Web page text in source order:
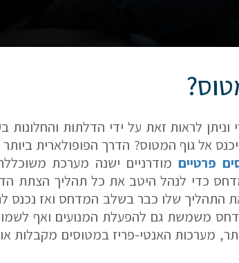
לראות זאת על ידי הדלתות
אל גוף המטוס? הדרך הפופולארית
פרטיים מודרניים ישנה מערכת
כדי לנהל היטב את כל תהליך הצתת
התהליך שלו כבר בשלב המדחס ואז נכנס
משמשת גם להפעלת המנועים ואף
מערכות האנטי-פריז במטוסים מקבלות